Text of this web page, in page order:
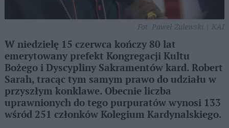
Fot. Paweł Żulewski | KAI
W niedzielę 15 czerwca kończy 80 lat
emerytowany prefekt Kongregacji Kultu
Bożego i Dyscypliny Sakramentów kard. Robert
Sarah, tracąc tym samym prawo do udziału w
przyszłym konklawe. Obecnie liczba
uprawnionych do tego purpuratów wynosi 133
wśród 251 członków Kolegium Kardynalskiego.